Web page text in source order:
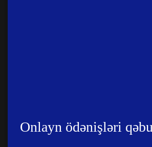
Onlayn ödənişləri